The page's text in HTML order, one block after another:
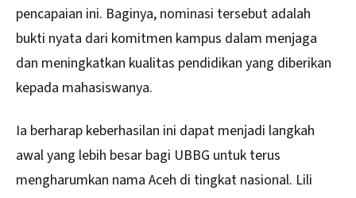
pencapaian ini. Baginya, nominasi tersebut adalah
bukti nyata dari komitmen kampus dalam menjaga
dan meningkatkan kualitas pendidikan yang diberikan
kepada mahasiswanya.
Ia berharap keberhasilan ini dapat menjadi langkah
awal yang lebih besar bagi UBBG untuk terus
mengharumkan nama Aceh di tingkat nasional. Lili